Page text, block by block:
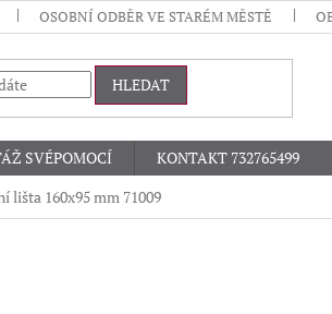
OSOBNÍ ODBĚR VE STARÉM MĚSTĚ
HLEDAT
SVÉPOMOCÍ
KONTAKT 732765499
lišta 160x95 mm 71009